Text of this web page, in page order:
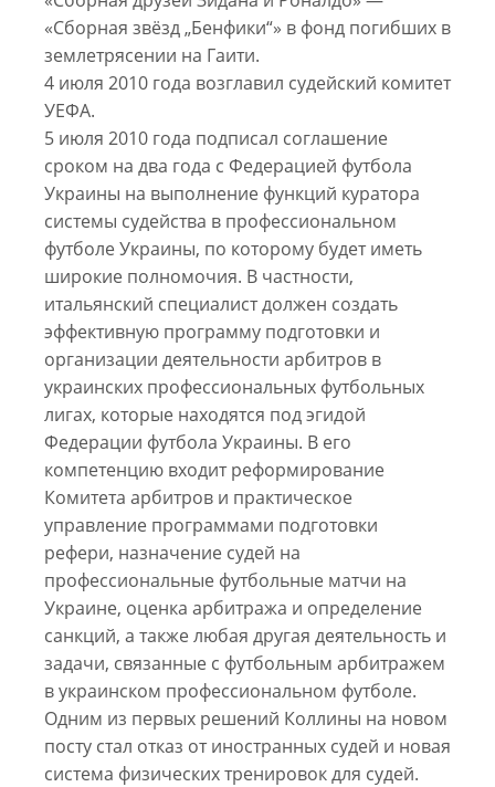
«Сборная звёзд „Бенфики“» в фонд погибших в
землетрясении на Гаити.
4 июля 2010 года возглавил судейский комитет
УЕФА.
5 июля 2010 года подписал соглашение
сроком на два года с Федерацией футбола
Украины на выполнение функций куратора
системы судейства в профессиональном
футболе Украины, по которому будет иметь
широкие полномочия. В частности,
итальянский специалист должен создать
эффективную программу подготовки и
организации деятельности арбитров в
украинских профессиональных футбольных
лигах, которые находятся под эгидой
Федерации футбола Украины. В его
компетенцию входит реформирование
Комитета арбитров и практическое
управление программами подготовки
рефери, назначение судей на
профессиональные футбольные матчи на
Украине, оценка арбитража и определение
санкций, а также любая другая деятельность и
задачи, связанные с футбольным арбитражем
в украинском профессиональном футболе.
Одним из первых решений Коллины на новом
посту стал отказ от иностранных судей и новая
система физических тренировок для судей.